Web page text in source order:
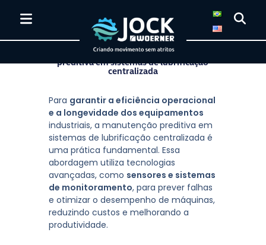
A importância da manutenção
preditiva em sistemas de lubrificação
centralizada
Para garantir a eficiência operacional
e a longevidade dos equipamentos
industriais, a manutenção preditiva em
sistemas de lubrificação centralizada é
uma prática fundamental. Essa
abordagem utiliza tecnologias
avançadas, como sensores e sistemas
de monitoramento, para prever falhas
e otimizar o desempenho de máquinas,
reduzindo custos e melhorando a
produtividade.